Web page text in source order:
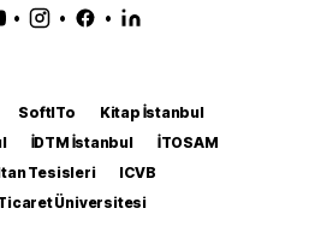
• • •
SoftITo
Kitap İstanbul
İDTM İstanbul
İTOSAM
Tesisleri
ICVB
Üniversitesi